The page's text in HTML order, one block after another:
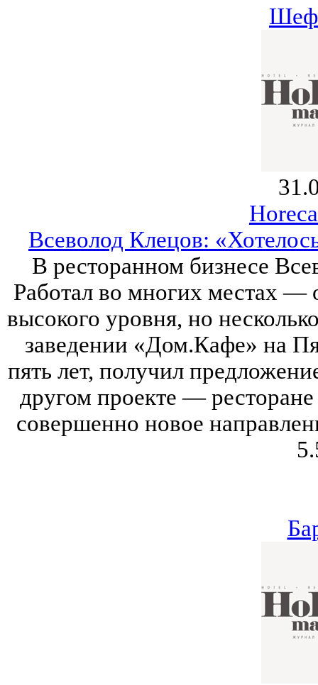
Всеволод Клецов:
В ресторанном бизнесе
Работал во многих местах —
высокого уровня, но
заведении «Дом.Кафе» на
пять лет, получил
другом проекте —
совершенно новое